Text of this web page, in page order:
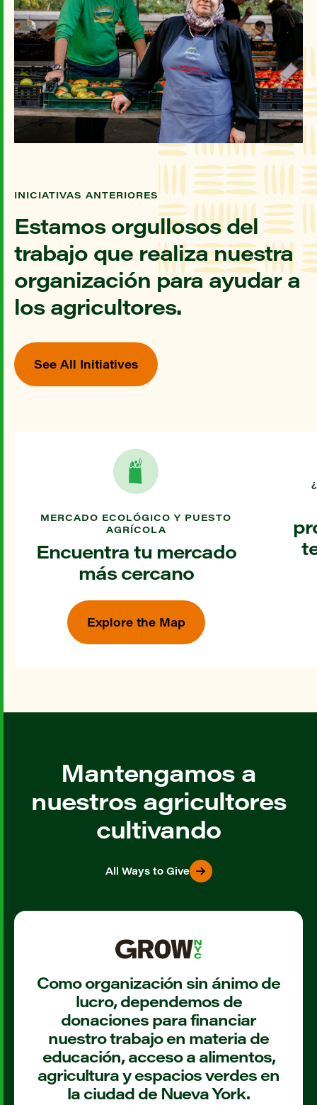
INICIATIVAS ANTERIORES
Estamos orgullosos del
trabajo que realiza nuestra
organización para ayudar a
los agricultores.
See All Initiatives
MERCADO ECOLÓGICO Y PUESTO
AGRÍCOLA
Encuentra tu mercado
más cercano
Explore the Map
Mantengamos a
nuestros agricultores
cultivando
All Ways to Give
Como organización sin ánimo de
lucro, dependemos de
donaciones para financiar
nuestro trabajo en materia de
educación, acceso a alimentos,
agricultura y espacios verdes en
la ciudad de Nueva York.